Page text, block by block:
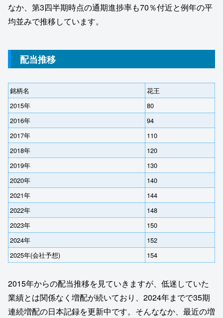
なか、第3四半期時点の通期進捗率も70％付近と例年の平
均並みで推移しています。
配当推移
銘柄名
花王
2015年
80
2016年
94
2017年
110
2018年
120
2019年
130
2020年
140
2021年
144
2022年
148
2023年
150
2024年
152
2025年(会社予想)
154
2015年からの配当推移を見ていきますが、低迷していた
業績とは関係なく増配が続いており、2024年までで35期
連続増配の日本記録を更新中です。そんななか、最近の増